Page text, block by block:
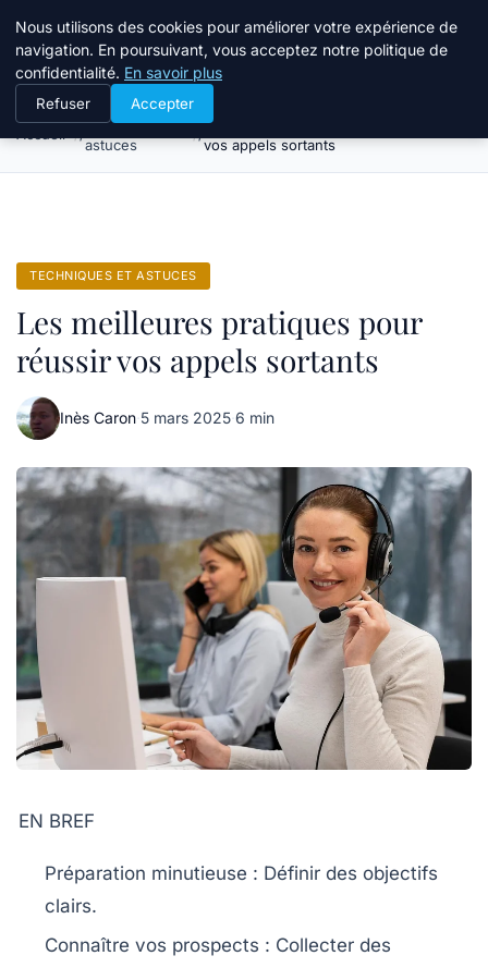
Bible Telemarketing
Techniques et
astuces
Les meilleures pratiques pour réussir
vos appels sortants
TECHNIQUES ET ASTUCES
Les meilleures pratiques pour
réussir vos appels sortants
Inès Caron·5 mars 2025·6 min
EN BREF
Préparation minutieuse : Définir des objectifs
clairs.
Connaître vos prospects : Collecter des
Nous utilisons des cookies pour améliorer votre expérience de
navigation. En poursuivant, vous acceptez notre politique de
confidentialité. En savoir plus
Refuser Accepter